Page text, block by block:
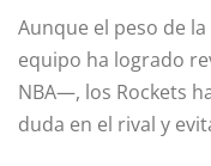
Aunque el peso de
equipo ha logrado
NBA—, los Rockets
duda en el rival y